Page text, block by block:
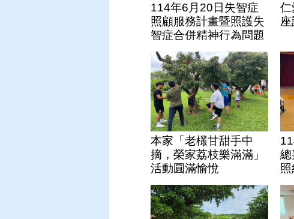
114年6月20日失智症
照顧服務計畫暨照護失
智症合併精神行為問題
症狀(BPSD)訓練課程
(第四次課程)
仁
本家「老欉甘甜手中
摘，榮家荔枝樂滿滿」
活動圓滿愉悅
總